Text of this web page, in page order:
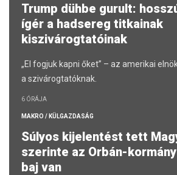
Trump dühbe gurult:
ígér a hadsereg titkainak
kiszivárogtatóinak
„El fogjuk kapni őket” – az amerikai
a szivárogtatóknak.
6 ÓRÁJA
MAKRO / KÜLGAZDASÁG
Súlyos kijelentést tett
szerinte az Orbán-
baj van